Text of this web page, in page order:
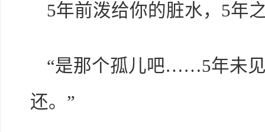
5年前泼给你的脏水，5年
“是那个孤儿吧……5年未
还。”